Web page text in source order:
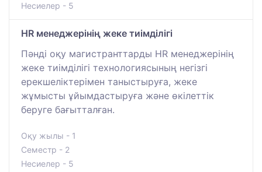
Несиелер - 5
HR менеджерінің жеке тиімділігі
Пәнді оқу магистранттарды HR менеджерінің
жеке тиімділігі технологиясының негізгі
ерекшеліктерімен таныстыруға, жеке
жұмысты ұйымдастыруға және өкілеттік
беруге бағытталған.
Оқу жылы - 1
Семестр - 2
Несиелер - 5